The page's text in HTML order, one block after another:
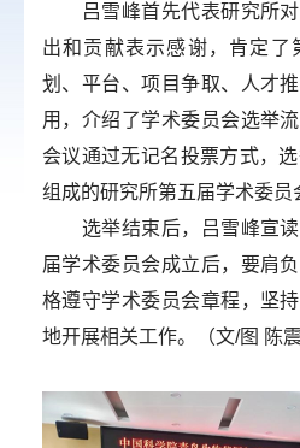
吕雪峰首先代表研究所对
出和贡献表示感谢，肯定了
划、平台、项目争取、人才
用，介绍了学术委员会选举
会议通过无记名投票方式，
组成的研究所第五届学术委员
选举结束后，吕雪峰宣读
届学术委员会成立后，要肩
格遵守学术委员会章程，坚
地开展相关工作。（文/图 陈震